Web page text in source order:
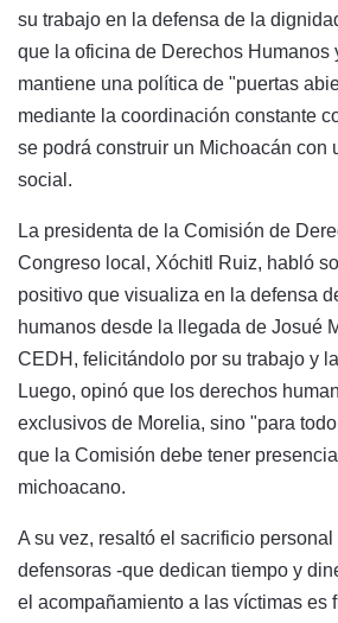
su trabajo en la defensa de la
que la oficina de Derechos Humanos
mantiene una política de "puertas
mediante la coordinación constante
se podrá construir un Michoacán con
social.
La presidenta de la Comisión de
Congreso local, Xóchitl Ruiz, habló
positivo que visualiza en la defensa
humanos desde la llegada de Josué
CEDH, felicitándolo por su trabajo y
Luego, opinó que los derechos
exclusivos de Morelia, sino "para
que la Comisión debe tener
michoacano.
A su vez, resaltó el sacrificio
defensoras -que dedican tiempo y
el acompañamiento a las víctimas es